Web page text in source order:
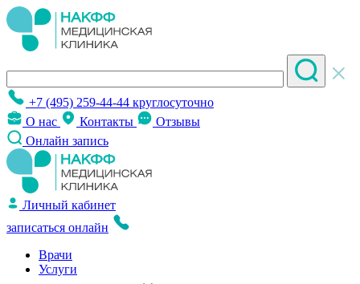
+7 (495) 259-44-44 круглосуточно
О нас
Контакты
Отзывы
Онлайн запись
Личный кабинет
записаться онлайн
Врачи
Услуги